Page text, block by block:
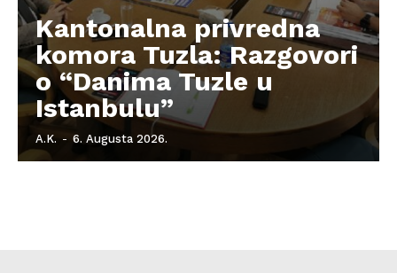
Kantonalna privredna
komora Tuzla: Razgovori
o “Danima Tuzle u
Istanbulu”
A.K. - 6. Augusta 2026.